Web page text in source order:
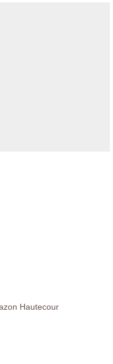
Hautecour